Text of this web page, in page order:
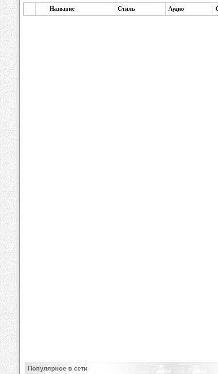
Название Стиль Аудио
Популярное в сети